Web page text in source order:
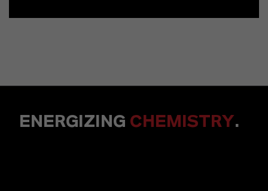
ENERGIZING CHEMISTRY.